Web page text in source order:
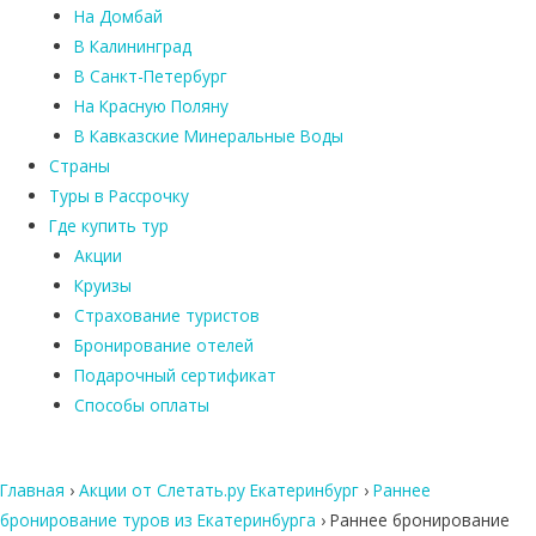
На Домбай
В Калининград
В Санкт-Петербург
На Красную Поляну
В Кавказские Минеральные Воды
Страны
Туры в Рассрочку
Где купить тур
Акции
Круизы
Страхование туристов
Бронирование отелей
Подарочный сертификат
Способы оплаты
Главная › Акции от Слетать.ру Екатеринбург › Раннее
бронирование туров из Екатеринбурга › Раннее бронирование